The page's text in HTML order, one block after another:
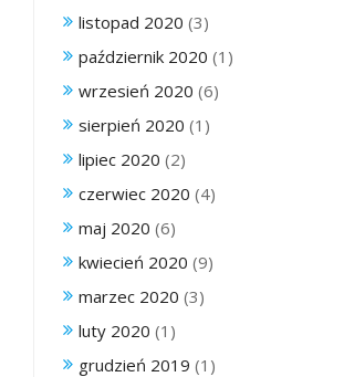
listopad 2020 (3)
październik 2020 (1)
wrzesień 2020 (6)
sierpień 2020 (1)
lipiec 2020 (2)
czerwiec 2020 (4)
maj 2020 (6)
kwiecień 2020 (9)
marzec 2020 (3)
luty 2020 (1)
grudzień 2019 (1)